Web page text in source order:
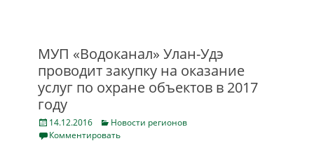
МУП «Водоканал» Улан-Удэ
проводит закупку на оказание
услуг по охране объектов в 2017
году
Posted
on
14.12.2016 Categories
Новости регионов
Комментировать